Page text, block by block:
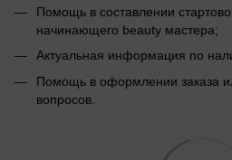
Помощь в составлении
начинающего beauty мастера;
Актуальная информация по
Помощь в оформлении заказа
вопросов.